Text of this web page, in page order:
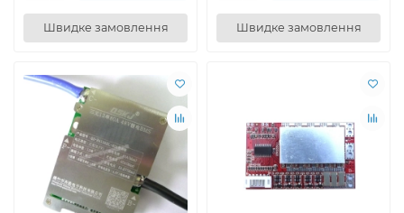
Швидке замовлення Швидке замовлення